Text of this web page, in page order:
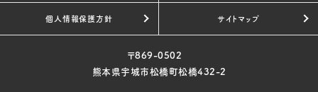
個人情報保護方針 サイトマップ
〒869-0502
熊本県宇城市松橋町松橋432-2